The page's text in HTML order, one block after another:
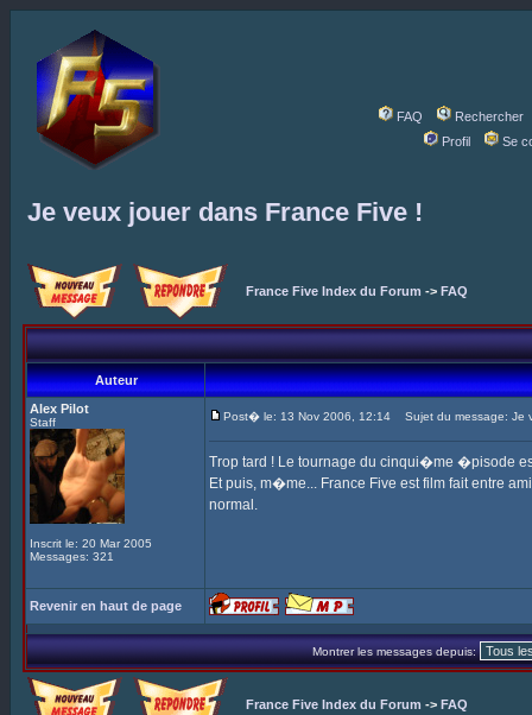
FAQ
Rechercher
Profil
Se
Je veux jouer dans France Five !
France Five Index du Forum -> FAQ
Auteur
Alex Pilot
Staff
Inscrit le: 20 Mar 2005
Messages: 321
Post� le: 13 Nov 2006, 12:14 Sujet du message: Je
Trop tard ! Le tournage du cinqui�me �pisode
Et puis, m�me... France Five est film fait entre
normal.
Revenir en haut de page
Montrer les messages depuis:
France Five Index du Forum -> FAQ